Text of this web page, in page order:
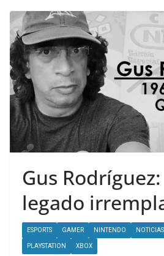
Gus
legado
ESPORTS GAMER NINTENDO NOTICIAS
PLAYSTATION XBOX